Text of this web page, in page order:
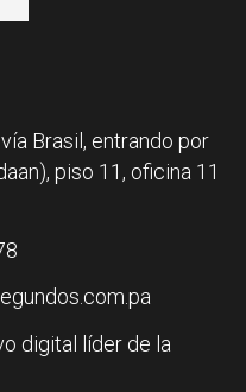
Brasil, entrando por
piso 11, oficina 11
digital líder de la